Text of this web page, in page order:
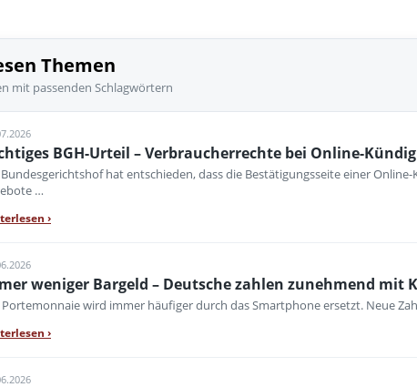
Themen
mit passenden Schlagwörtern
BGH-Urteil – Verbraucherrechte bei Online-
hat entschieden, dass die Bestätigungsseite einer
…
›
weniger Bargeld – Deutsche zahlen zunehmend mit
Portemonnaie wird immer häufiger durch das Smartphone ersetzt. Neue
›